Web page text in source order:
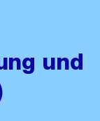
und